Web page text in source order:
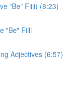
"Be" Fiili) (8:23)
"Be" Fiili
Adjectives (6:57)